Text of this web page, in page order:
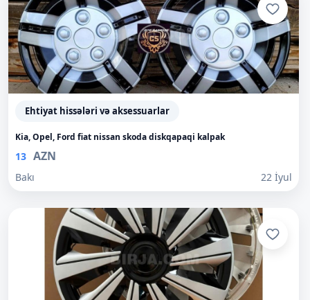
Ehtiyat hissələri və aksessuarlar
Kia, Opel, Ford fiat nissan skoda diskqapaqi kalpak
13 AZN
Bakı 22 İyul